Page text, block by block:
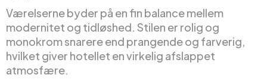
Værelserne byder på en fin balance mellem
modernitet og tidløshed. Stilen er rolig og
monokrom snarere end prangende og farverig,
hvilket giver hotellet en virkelig afslappet
atmosfære.